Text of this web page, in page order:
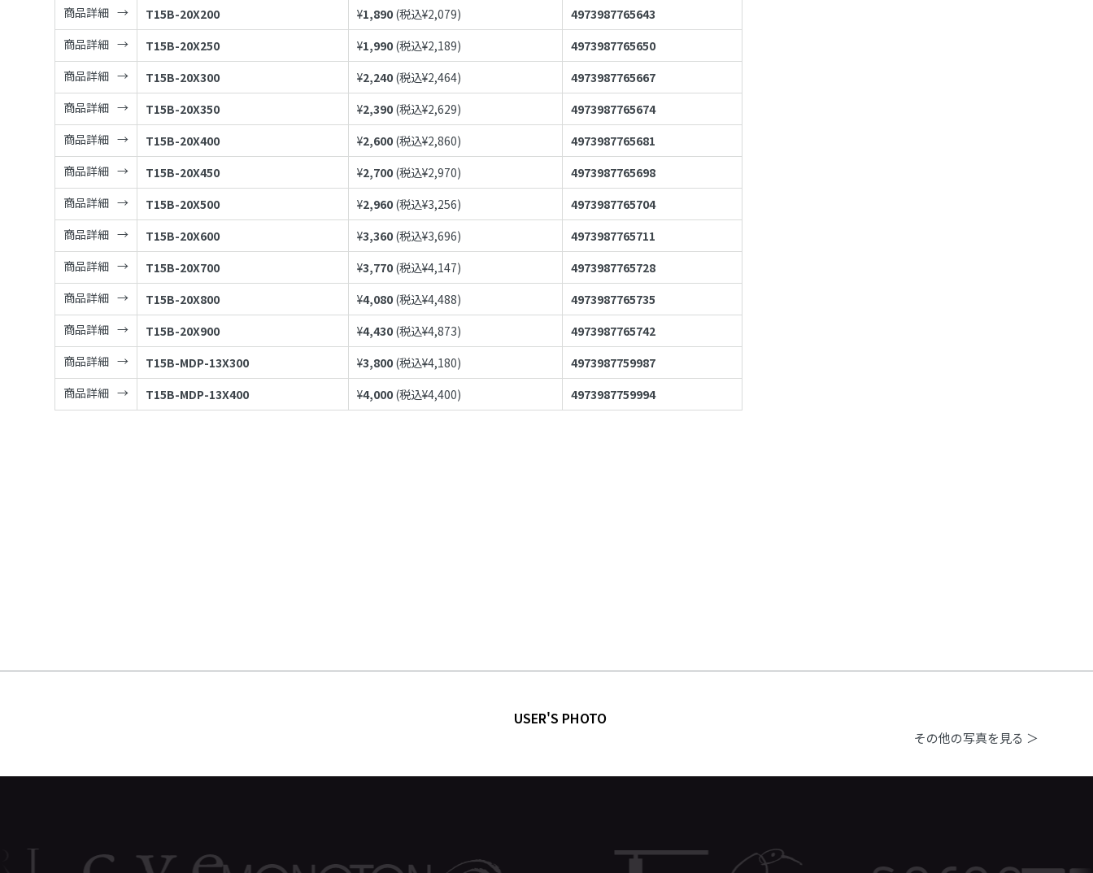
商品詳細
T15B-20X200 ¥1,890 (税込¥2,079)
4973987765643
商品詳細
T15B-20X250 ¥1,990 (税込¥2,189)
4973987765650
商品詳細
T15B-20X300 ¥2,240 (税込¥2,464)
4973987765667
商品詳細
T15B-20X350 ¥2,390 (税込¥2,629)
4973987765674
商品詳細
T15B-20X400 ¥2,600 (税込¥2,860)
4973987765681
商品詳細
T15B-20X450 ¥2,700 (税込¥2,970)
4973987765698
商品詳細
T15B-20X500 ¥2,960 (税込¥3,256)
4973987765704
商品詳細
T15B-20X600 ¥3,360 (税込¥3,696)
4973987765711
商品詳細
T15B-20X700 ¥3,770 (税込¥4,147)
4973987765728
商品詳細
T15B-20X800 ¥4,080 (税込¥4,488)
4973987765735
商品詳細
T15B-20X900 ¥4,430 (税込¥4,873)
4973987765742
商品詳細
T15B-MDP-13X300 ¥3,800 (税込¥4,180)
4973987759987
商品詳細
T15B-MDP-13X400 ¥4,000 (税込¥4,400) 4973987759994
USER'S PHOTO
その他の写真を見る ＞